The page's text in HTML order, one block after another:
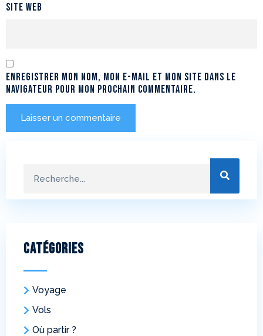
Site web
Enregistrer mon nom, mon e-mail et mon site dans le
navigateur pour mon prochain commentaire.
Catégories
Voyage
Vols
Où partir ?